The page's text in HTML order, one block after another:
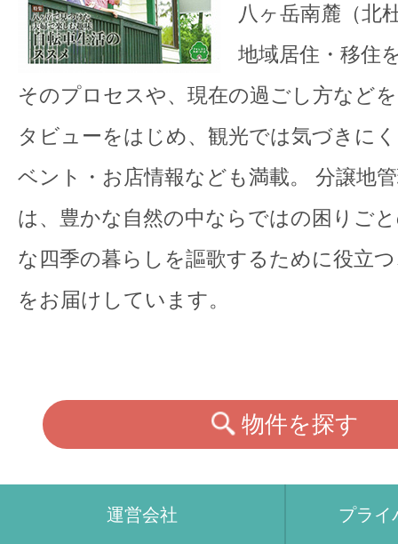
八ヶ岳南麓（北
地域居住・移住
そのプロセスや、現在の過ごし方など
タビューをはじめ、観光では気づきに
ベント・お店情報なども満載。 分譲地
は、豊かな自然の中ならではの困りご
な四季の暮らしを謳歌するために役立
をお届けしています。
物件を探す
運営会社 プライ